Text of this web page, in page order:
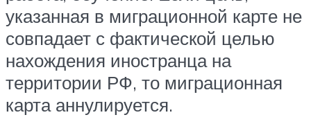
указанная в миграционной карте не
совпадает с фактической целью
нахождения иностранца на
территории РФ, то миграционная
карта аннулируется.